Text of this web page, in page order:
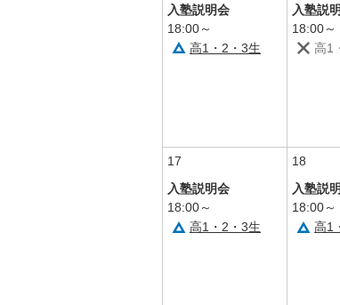
入塾説明会
18:00～
高1・2・3生
入塾説
18:00～
高1
17
入塾説明会
18:00～
高1・2・3生
18
入塾説
18:00～
高1